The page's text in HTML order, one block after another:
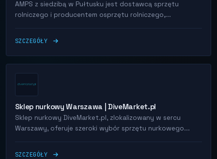
AMPS z siedzibą w Pułtusku jest dostawcą sprzętu
rolniczego i producentem osprzętu rolniczego,...
SZCZEGÓŁY
Sklep nurkowy Warszawa | DiveMarket.pl
Sklep nurkowy DiveMarket.pl, zlokalizowany w sercu
Warszawy, oferuje szeroki wybór sprzętu nurkowego...
SZCZEGÓŁY